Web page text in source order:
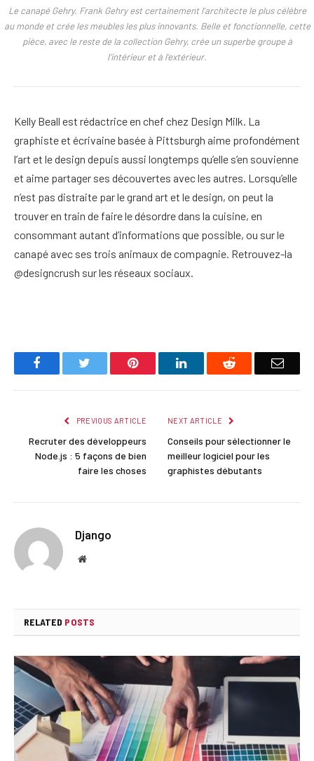
Le canapé Gehry. Frank Gehry est certainement l’architecte le plus célèbre
au monde et crée les meubles les plus innovants. Belle et fonctionnelle, cette
pièce, avec le reste de la collection Gehry, crée un superbe groupe à
l’intérieur et à l’extérieur.
Kelly Beall est rédactrice en chef chez Design Milk. La
graphiste et écrivaine basée à Pittsburgh aime profondément
l’art et le design depuis aussi longtemps qu’elle s’en souvienne
et aime partager ses découvertes avec les autres. Lorsqu’elle
n’est pas distraite par le grand art et le design, on peut la
trouver en train de faire le désordre dans la cuisine, en
consommant autant d’informations que possible, ou sur le
canapé avec ses trois animaux de compagnie. Retrouvez-la
@designcrush sur les réseaux sociaux.
Facebook Pinterest LinkedIn Reddit Email
PREVIOUS ARTICLE
Recruter des développeurs
Node.js : 5 façons de bien
faire les choses
NEXT ARTICLE
Conseils pour sélectionner le
meilleur logiciel pour les
graphistes débutants
Django
Website
RELATED POSTS